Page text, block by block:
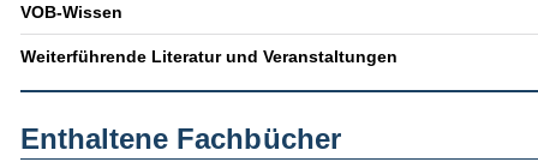
VOB-Wissen
Weiterführende Literatur und Veranstaltungen
Enthaltene Fachbücher